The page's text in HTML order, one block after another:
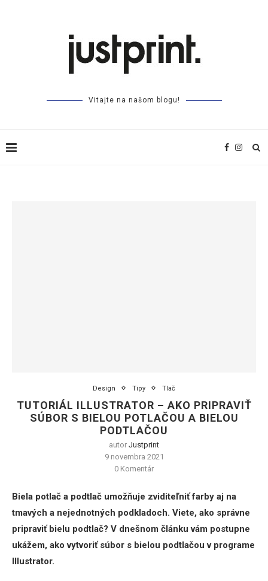
Vitajte na našom blogu!
Design Tipy Tlač
TUTORIÁL ILLUSTRATOR – AKO PRIPRAVIŤ
SÚBOR S BIELOU POTLAČOU A BIELOU
PODTLAČOU
autor Justprint
9 novembra 2021
0 Komentár
Biela potlač a podtlač umožňuje zviditeľniť farby aj na
tmavých a nejednotných podkladoch. Viete, ako správne
pripraviť bielu podtlač? V dnešnom článku vám postupne
ukážem, ako vytvoriť súbor s bielou podtlačou v programe
Illustrator.